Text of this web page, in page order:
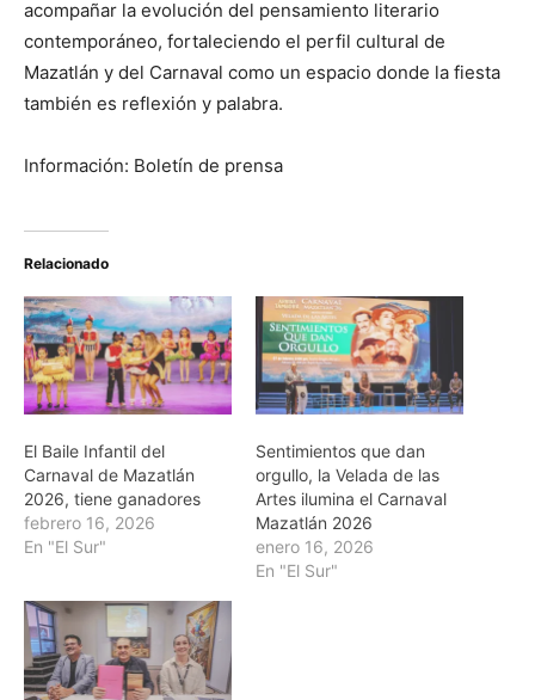
acompañar la evolución del pensamiento literario
contemporáneo, fortaleciendo el perfil cultural de
Mazatlán y del Carnaval como un espacio donde la fiesta
también es reflexión y palabra.
Información: Boletín de prensa
Relacionado
El Baile Infantil del
Carnaval de Mazatlán
2026, tiene ganadores
febrero 16, 2026
En "El Sur"
Sentimientos que dan
orgullo, la Velada de las
Artes ilumina el Carnaval
Mazatlán 2026
enero 16, 2026
En "El Sur"